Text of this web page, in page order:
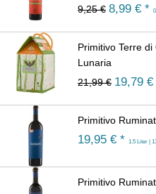
9,25 € 8,99 € *
Primitivo Terre
Lunaria
21,99 € 19,79 €
Primitivo
19,95 € * 1.5 Liter |
Primitivo